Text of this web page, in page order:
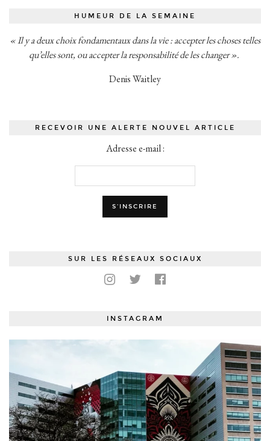
HUMEUR DE LA SEMAINE
« Il y a deux choix fondamentaux dans la vie : accepter les choses telles
qu’elles sont, ou accepter la responsabilité de les changer ».
Denis Waitley
RECEVOIR UNE ALERTE NOUVEL ARTICLE
Adresse e-mail :
SUR LES RÉSEAUX SOCIAUX
INSTAGRAM